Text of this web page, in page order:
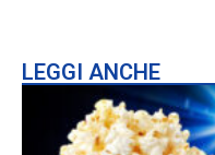
LEGGI ANCHE